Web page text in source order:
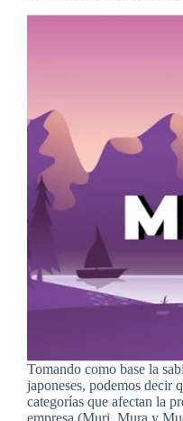
Tomando como base la
japoneses, podemos decir
categorías que afectan la
empresa (Muri, Mura y